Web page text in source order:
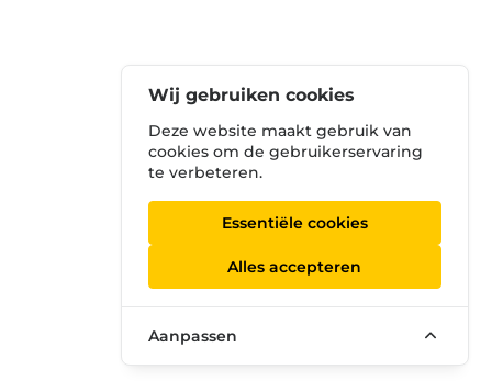
Wij gebruiken cookies
Deze website maakt gebruik van
cookies om de gebruikerservaring
te verbeteren.
Essentiële cookies
Alles accepteren
Aanpassen